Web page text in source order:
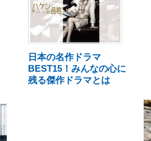
日本の名作ドラマ
BEST15！みんなの心に
残る傑作ドラマとは